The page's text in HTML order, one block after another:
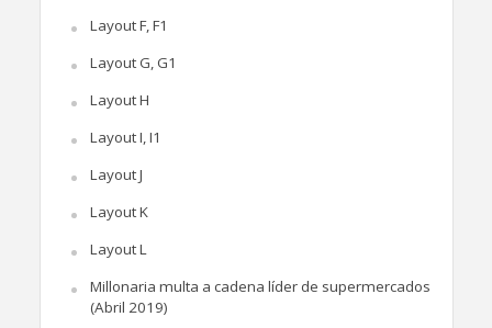
Layout F, F1
Layout G, G1
Layout H
Layout I, I1
Layout J
Layout K
Layout L
Millonaria multa a cadena líder de supermercados
(Abril 2019)